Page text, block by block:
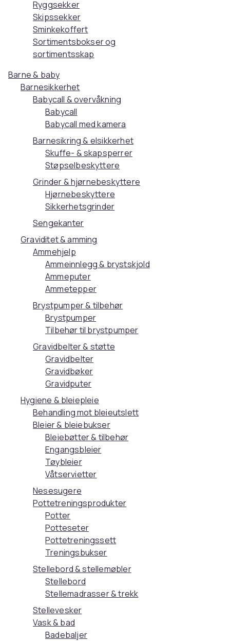
Ryggsekker
Skipssekker
Sminkekoffert
Sortimentsbokser og
sortimentsskap
Barne & baby
Barnesikkerhet
Babycall & overvåkning
Babycall
Babycall med kamera
Barnesikring & elsikkerhet
Skuffe- & skapsperrer
Støpselbeskyttere
Grinder & hjørnebeskyttere
Hjørnebeskyttere
Sikkerhetsgrinder
Sengekanter
Graviditet & amming
Ammehjelp
Ammeinnlegg & brystskjold
Ammeputer
Ammetepper
Brystpumper & tilbehør
Brystpumper
Tilbehør til brystpumper
Gravidbelter & støtte
Gravidbelter
Gravidbøker
Gravidputer
Hygiene & bleiepleie
Behandling mot bleieutslett
Bleier & bleiebukser
Bleiebøtter & tilbehør
Engangsbleier
Tøybleier
Våtservietter
Nesesugere
Pottetreningsprodukter
Potter
Potteseter
Pottetreningssett
Treningsbukser
Stellebord & stellemøbler
Stellebord
Stellemadrasser & trekk
Stellevesker
Vask & bad
Badebaljer